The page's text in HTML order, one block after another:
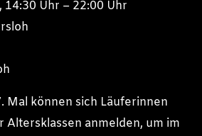
14:30 Uhr – 22:00 Uhr
Mal können sich Läuferinnen
Altersklassen anmelden, um im